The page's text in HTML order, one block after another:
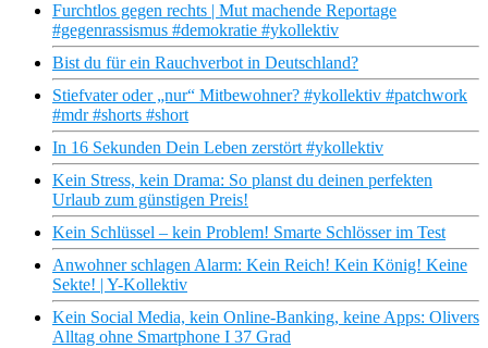
Furchtlos gegen rechts | Mut machende Reportage
#gegenrassismus #demokratie #ykollektiv
Bist du für ein Rauchverbot in Deutschland?
Stiefvater oder „nur“ Mitbewohner? #ykollektiv #patchwork
#mdr #shorts #short
In 16 Sekunden Dein Leben zerstört #ykollektiv
Kein Stress, kein Drama: So planst du deinen perfekten
Urlaub zum günstigen Preis!
Kein Schlüssel – kein Problem! Smarte Schlösser im Test
Anwohner schlagen Alarm: Kein Reich! Kein König! Keine
Sekte! | Y-Kollektiv
Kein Social Media, kein Online-Banking, keine Apps: Olivers
Alltag ohne Smartphone I 37 Grad